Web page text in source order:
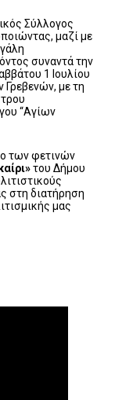
Σύλλογος
μαζί με
συναντά την
1 Ιουλίου
Γρεβενών, με τη
“Αγίων
των φετινών
του Δήμου
στη διατήρηση
μας